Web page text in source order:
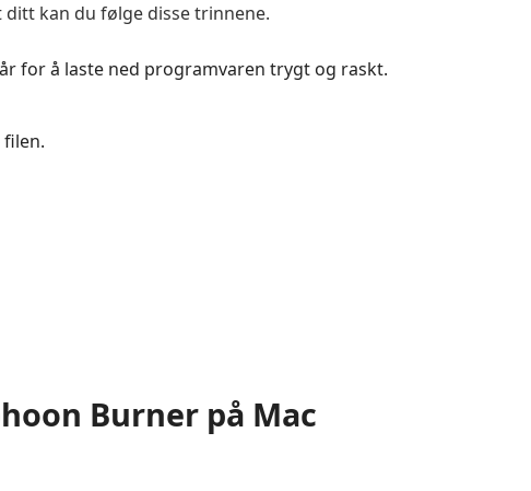
kan du følge disse trinnene.
for å laste ned programvaren trygt og raskt.
Burner på Mac